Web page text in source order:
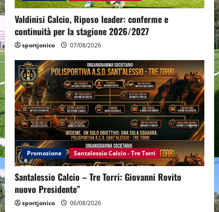
Valdinisi Calcio, Riposo leader: conferme e
continuità per la stagione 2026/2027
sportjonico 07/08/2026
Promozione Santalessio Calcio - Tre Torri
Santalessio Calcio – Tre Torri: Giovanni Rovito
nuovo Presidente”
sportjonico 06/08/2026